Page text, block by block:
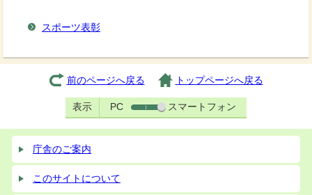
スポーツ表彰
前のページへ戻る トップページへ戻る
表示 PC スマートフォン
庁舎のご案内
このサイトについて